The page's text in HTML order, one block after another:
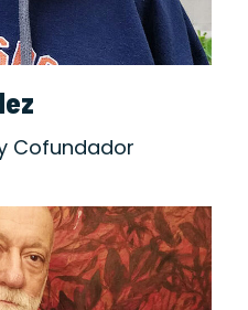
Cofundador